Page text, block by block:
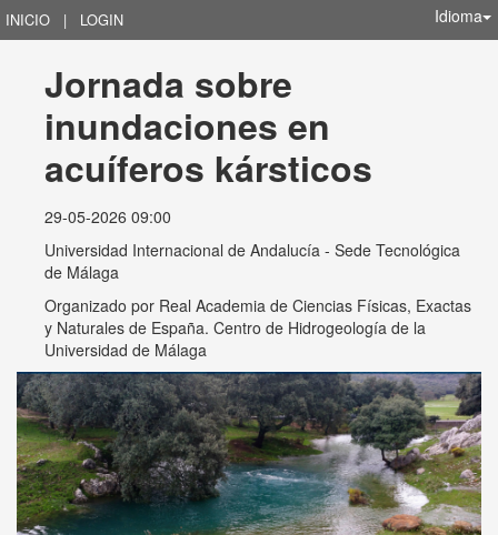
INICIO | LOGIN Idioma
Jornada sobre
inundaciones en
acuíferos kársticos
29-05-2026 09:00
Universidad Internacional de Andalucía - Sede Tecnológica
de Málaga
Organizado por Real Academia de Ciencias Físicas, Exactas
y Naturales de España. Centro de Hidrogeología de la
Universidad de Málaga